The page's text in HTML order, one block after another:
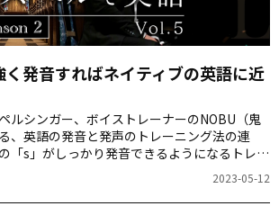
発音すればネイティブの英語に近
ルシンガー、ボイストレーナーのNOBU（鬼
、英語の発音と発声のトレーニング法の連
「s」がしっかり発音できるようになるトレー
。記事の最後で響く声を出す練習ができるゴ
ています。NOBUさんと一緒に「’Tis So
」を熱唱してみましょう。
2023-05-12